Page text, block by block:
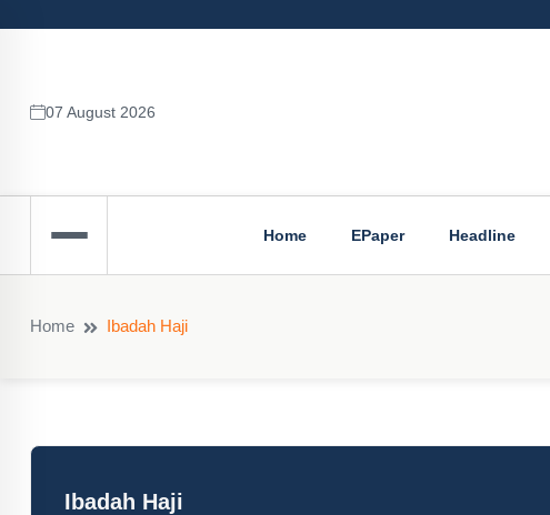
07 August 2026
Home EPaper Headline
Home Ibadah Haji
Ibadah Haji